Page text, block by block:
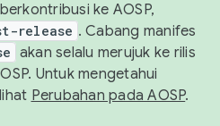
ke AOSP,
release . Cabang manifes
akan selalu merujuk ke rilis
Untuk mengetahui
Perubahan pada AOSP.